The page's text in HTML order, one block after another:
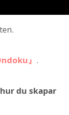
』 .
du skapar